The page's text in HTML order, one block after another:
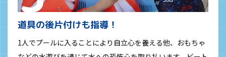
道具の後片付けも指導！
1人でプールに入ることにより自立心を養える他、おもちゃ